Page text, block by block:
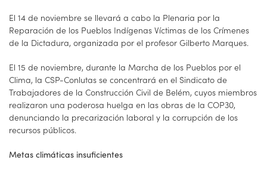
El 14 de noviembre se llevará a cabo la Plenaria por la
Reparación de los Pueblos Indígenas Víctimas de los Crímenes
de la Dictadura, organizada por el profesor Gilberto Marques.
El 15 de noviembre, durante la Marcha de los Pueblos por el
Clima, la CSP-Conlutas se concentrará en el Sindicato de
Trabajadores de la Construcción Civil de Belém, cuyos miembros
realizaron una poderosa huelga en las obras de la COP30,
denunciando la precarización laboral y la corrupción de los
recursos públicos.
Metas climáticas insuficientes